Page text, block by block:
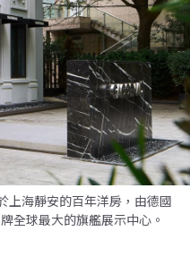
上海靜安的百年洋房，由德國
全球最大的旗艦展示中心。